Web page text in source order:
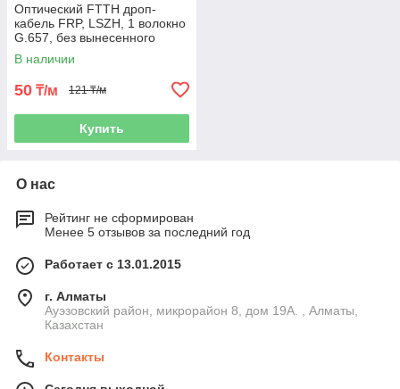
Оптический FTTH дроп-
кабель FRP, LSZH, 1 волокно
G.657, без вынесенного
силового элемента
В наличии
50 ₸/м 121 ₸/м
Купить
О нас
Рейтинг не сформирован
Менее 5 отзывов за последний год
Работает с 13.01.2015
г. Алматы
Ауэзовский район, микрорайон 8, дом 19А. , Алматы,
Казахстан
Контакты